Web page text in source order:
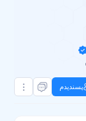
پسندیدم